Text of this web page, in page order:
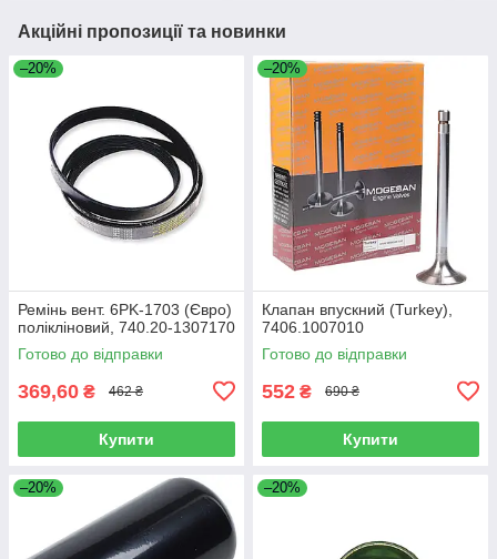
Акційні пропозиції та новинки
–20%
Ремінь вент. 6PK-1703 (Євро)
полікліновий, 740.20-1307170
Готово до відправки
369,60 ₴ 462 ₴
Купити
–20%
Клапан впускний (Turkey),
7406.1007010
Готово до відправки
552 ₴ 690 ₴
Купити
–20% –20%